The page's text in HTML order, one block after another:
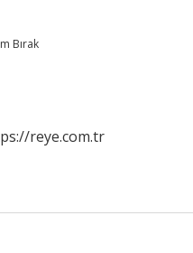
Bırak
reye.com.tr